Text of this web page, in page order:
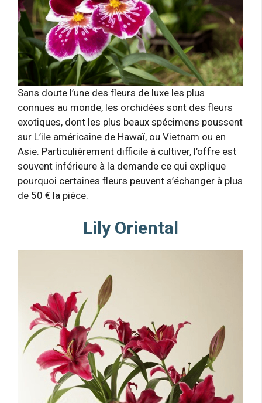
Sans doute l’une des fleurs de luxe les plus
connues au monde, les orchidées sont des fleurs
exotiques, dont les plus beaux spécimens poussent
sur L’ile américaine de Hawaï, ou Vietnam ou en
Asie. Particulièrement difficile à cultiver, l’offre est
souvent inférieure à la demande ce qui explique
pourquoi certaines fleurs peuvent s’échanger à plus
de 50 € la pièce.
Lily Oriental